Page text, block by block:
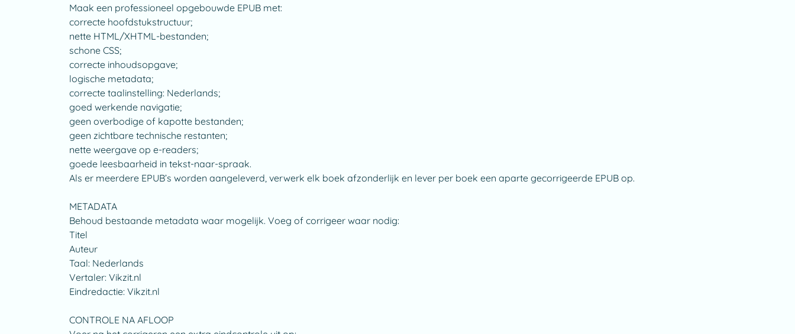
Maak een professioneel opgebouwde EPUB met:
correcte hoofdstukstructuur;
nette HTML/XHTML-bestanden;
schone CSS;
correcte inhoudsopgave;
logische metadata;
correcte taalinstelling: Nederlands;
goed werkende navigatie;
geen overbodige of kapotte bestanden;
geen zichtbare technische restanten;
nette weergave op e-readers;
goede leesbaarheid in tekst-naar-spraak.
Als er meerdere EPUB’s worden aangeleverd, verwerk elk boek afzonderlijk en lever per boek een aparte gecorrigeerde EPUB op.
METADATA
Behoud bestaande metadata waar mogelijk. Voeg of corrigeer waar nodig:
Titel
Auteur
Taal: Nederlands
Vertaler: Vikzit.nl
Eindredactie: Vikzit.nl
CONTROLE NA AFLOOP